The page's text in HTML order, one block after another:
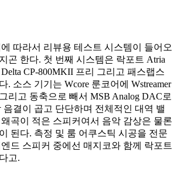
따라서 리뷰용 테스트 시스템이 들어오
곤 한다. 첫 번째 시스템은 락포트 Atria
CP-800MKII 프리 그리고 패스랩스
. 소스 기기는 Wcore 룬코어에 Wstreamer
리고 동축으로 빼서 MSB Analog DAC로
음결이 곱고 단단하며 전체적인 대역 밸
곡이 적은 스피커여서 음악 감상은 물론
된다. 측정 및 룸 어쿠스틱 시공을 전문
드 스피커 중에선 매지코와 함께 락포트
고.